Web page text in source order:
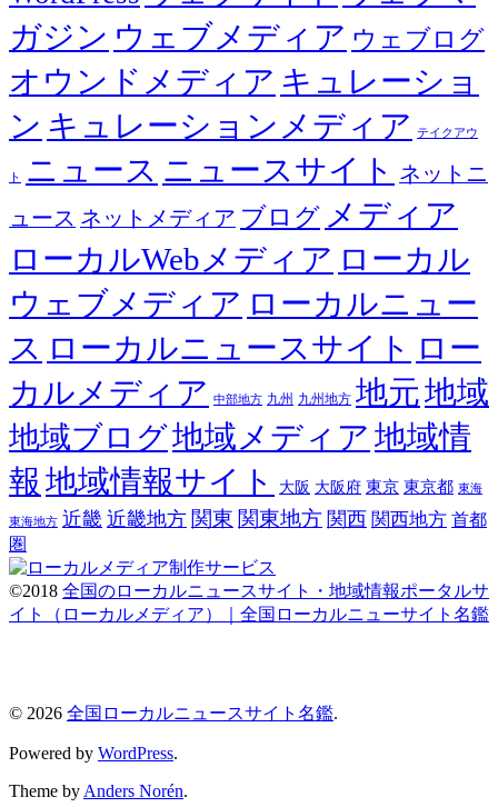
ガジン ウェブメディア ウェブログ
オウンドメディア キュレーショ
ン キュレーションメディア テイクアウ
ト ニュース ニュースサイト ネットニ
ュース ネットメディア ブログ メディア
ローカルWebメディア ローカル
ウェブメディア ローカルニュー
ス ローカルニュースサイト ロー
カルメディア 中部地方 九州 九州地方 地元地域
地域ブログ地域メディア 地域情
報 地域情報サイト 大阪 大阪府 東京 東京都 東海
東海地方 近畿 近畿地方 関東 関東地方 関西 関西地方 首都
圏
©2018 全国のローカルニュースサイト・地域情報ポータルサ
イト（ローカルメディア）｜全国ローカルニューサイト名鑑
© 2026 全国ローカルニュースサイト名鑑.
Powered by WordPress.
Theme by Anders Norén.